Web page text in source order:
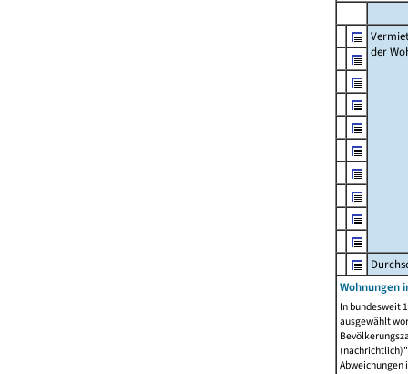
der
Wohnungen
In bundesweit
ausgewählt
Abweichungen